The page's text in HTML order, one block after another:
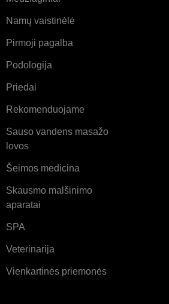
Namų vaistinėlė
Pirmoji pagalba
Podologija
Priedai
Rekomenduojame
Sauso vandens masažo
lovos
Šeimos medicina
Skausmo malšinimo
aparatai
SPA
Veterinarija
Vienkartinės priemonės